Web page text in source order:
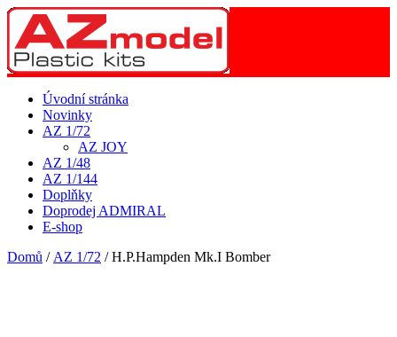
Úvodní stránka
Novinky
AZ 1/72
AZ JOY
AZ 1/48
AZ 1/144
Doplňky
Doprodej ADMIRAL
E-shop
Domů / AZ 1/72 / H.P.Hampden Mk.I Bomber